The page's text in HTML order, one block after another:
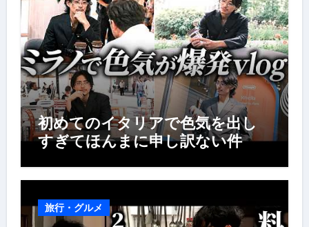
初めてのイタリアで色気を出し
すぎてほんまに申し訳ない件
旅行・グルメ